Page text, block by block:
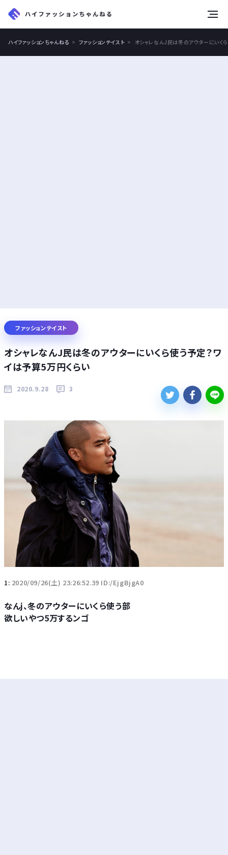
ハイファッションちゃんねる ファッションテイスト オシャレなんJ民は冬のアウターにいく
ファッションテイスト
オシャレなんJ民は冬のアウターにいくら使う予定？ワ
イは予算5万円くらい
2020.9.28 3
1: 2020/09/26(土) 23:26:52.39 ID:/EjgBjgA0
なんj、冬のアウターにいくら使う部
欲しいやつ5万するンゴ